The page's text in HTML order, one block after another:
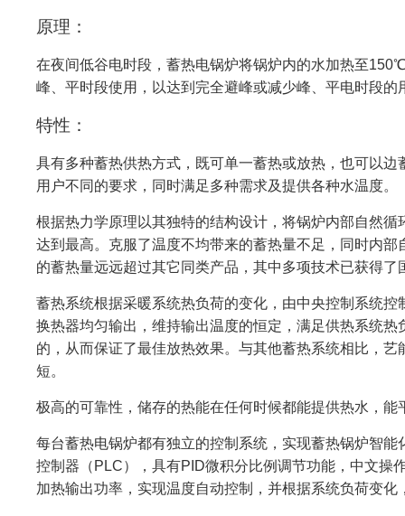
原理：
在夜间低谷电时段，蓄热电锅炉将锅炉内的水加热至
峰、平时段使用，以达到完全避峰或减少峰、平电时段
特性：
具有多种蓄热供热方式，既可单一蓄热或放热，也可以
用户不同的要求，同时满足多种需求及提供各种水温度。
根据热力学原理以其独特的结构设计，将锅炉内部自然
达到最高。克服了温度不均带来的蓄热量不足，同时内
的蓄热量远远超过其它同类产品，其中多项技术已获得了
蓄热系统根据采暖系统热负荷的变化，由中央控制系统
换热器均匀输出，维持输出温度的恒定，满足供热系统
的，从而保证了最佳放热效果。与其他蓄热系统相比，
短。
极高的可靠性，储存的热能在任何时候都能提供热水，
每台蓄热电锅炉都有独立的控制系统，实现蓄热锅炉智
控制器（PLC），具有PID微积分比例调节功能，中文操
加热输出功率，实现温度自动控制，并根据系统负荷变